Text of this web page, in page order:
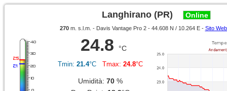
Langhirano (PR) Online
270m. s.l.m. - Davis Vantage Pro 2 - 44.608 N / 10.264 E - Sito
24.8 °C
Tmin: 21.4°C Tmax: 24.8°C
Umidità: 70 %